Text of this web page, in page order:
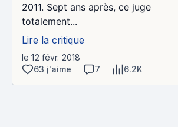
2011. Sept ans après, ce juge
totalement...
Lire la critique
le 12 févr. 2018
63 j'aime
7 6.2K